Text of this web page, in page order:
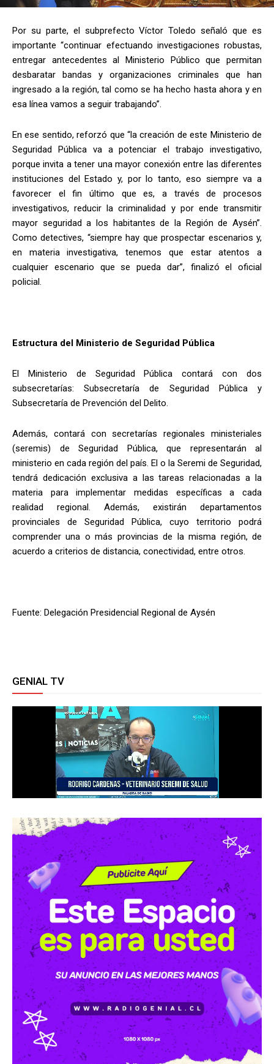
Por su parte, el subprefecto Víctor Toledo señaló que es
importante “continuar efectuando investigaciones robustas,
entregar antecedentes al Ministerio Público que permitan
desbaratar bandas y organizaciones criminales que han
ingresado a la región, tal como se ha hecho hasta ahora y en
esa línea vamos a seguir trabajando”.
En ese sentido, reforzó que “la creación de este Ministerio de
Seguridad Pública va a potenciar el trabajo investigativo,
porque invita a tener una mayor conexión entre las diferentes
instituciones del Estado y, por lo tanto, eso siempre va a
favorecer el fin último que es, a través de procesos
investigativos, reducir la criminalidad y por ende transmitir
mayor seguridad a los habitantes de la Región de Aysén”.
Como detectives, “siempre hay que prospectar escenarios y,
en materia investigativa, tenemos que estar atentos a
cualquier escenario que se pueda dar”, finalizó el oficial
policial.
Estructura del Ministerio de Seguridad Pública
El Ministerio de Seguridad Pública contará con dos
subsecretarías: Subsecretaría de Seguridad Pública y
Subsecretaría de Prevención del Delito.
Además, contará con secretarías regionales ministeriales
(seremis) de Seguridad Pública, que representarán al
ministerio en cada región del país. El o la Seremi de Seguridad,
tendrá dedicación exclusiva a las tareas relacionadas a la
materia para implementar medidas específicas a cada
realidad regional. Además, existirán departamentos
provinciales de Seguridad Pública, cuyo territorio podrá
comprender una o más provincias de la misma región, de
acuerdo a criterios de distancia, conectividad, entre otros.
Fuente: Delegación Presidencial Regional de Aysén
GENIAL TV